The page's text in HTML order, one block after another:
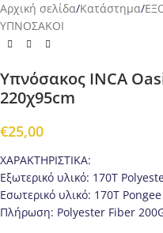
Αρχική σελίδα/Κατάστημα/
ΥΠΝΟΣΑΚΟΙ
Υπνόσακος INCA
220χ95cm
€25,00
ΧΑΡΑΚΤΗΡΙΣΤΙΚΑ:
Εξωτερικό υλικό: 170T
Εσωτερικό υλικό: 170T Pongee
Πλήρωση: Polyester Fiber